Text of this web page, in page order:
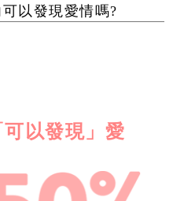
以發現愛情嗎?
以發現」愛